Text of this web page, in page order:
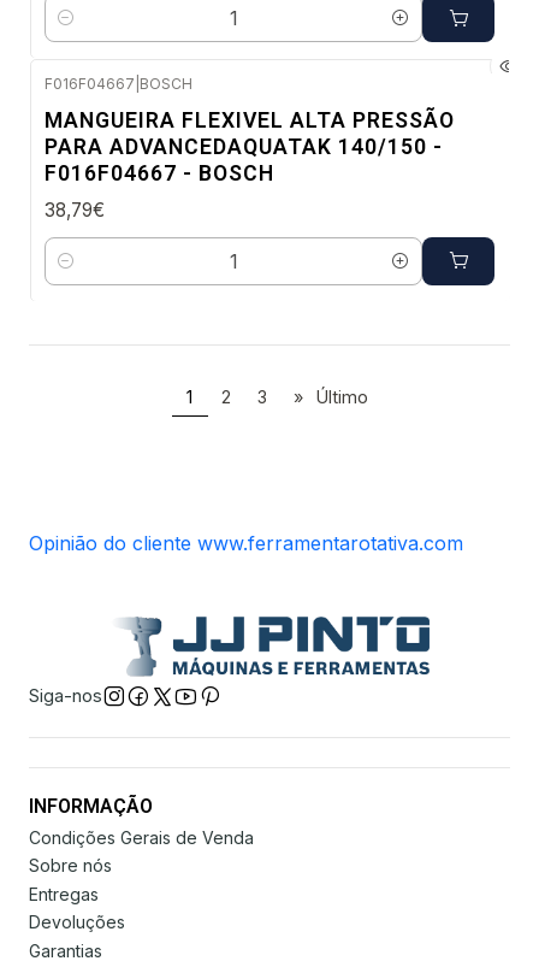
Quantidade
F016F04667 BOSCH
MANGUEIRA FLEXIVEL ALTA PRESSÃO
PARA ADVANCEDAQUATAK 140/150 -
F016F04667 - BOSCH
38,79€
Quantidade
1 2 3 » Último
Opinião do cliente www.ferramentarotativa.com
Siga-nos
INFORMAÇÃO
Condições Gerais de Venda
Sobre nós
Entregas
Devoluções
Garantias